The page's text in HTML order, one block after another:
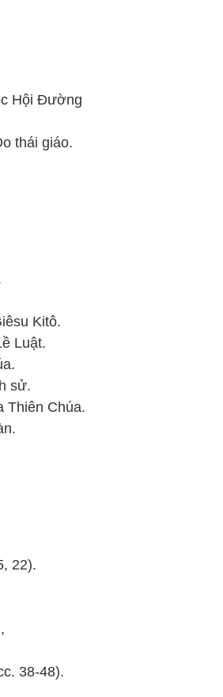
Hội Đường
thái giáo.
Kitô.
Luật.
sử.
Thiên Chúa.
22).
38-48).